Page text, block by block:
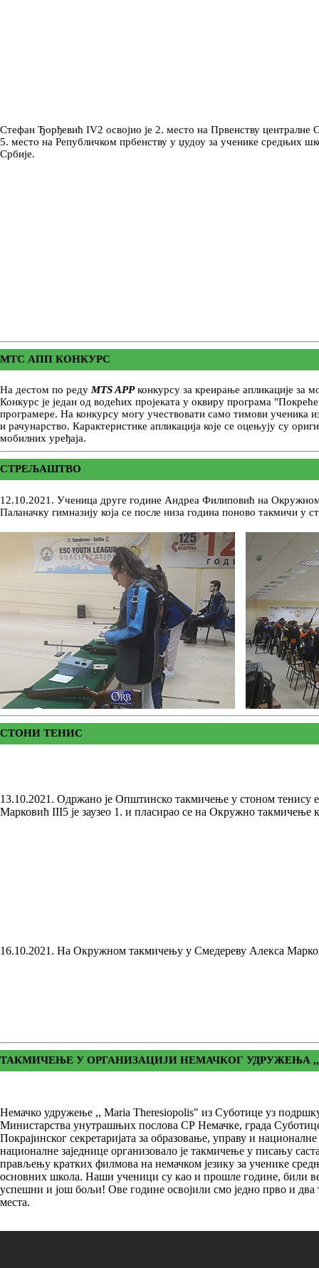
Стефан Ђорђевић IV2 освојио је 2. место на Првенству централне
5. место на Републичком прбенству у џудоу за ученике средњих
Србије.
МТС АПП КОНКУРС
На дестом по реду MTS APPконкурсу за креирање апликације за
Конкурс је један од водећих пројеката у оквиру програма
програмере. На конкурсу могу учествовати само тимови ученика
и рачунарство. Карактеристике апликација које се оцењују су
мобилних уређаја.
СТРЕЉАШТВО
12.10.2021. Ученица друге године Андреа Филиповић на
Паланачку гимназију која се после низа година поново такмичи у
СТОНИ ТЕНИС
13.10.2021. Одржано је Општинско такмичење у стоном тенису
Марковић III5 је заузео 1. и пласирао се на Окружно такмичење
16.10.2021. На Окружном такмичењу у Смедереву Алекса
ТАКМИЧЕЊЕ У ОРГАНИЗАЦИЈИ НЕМАЧКОГ УДРУЖЕЊА
Немачко удружење ,, Maria Theresiopolis" из Суботице уз
Министарства унутрашњих послова СР Немачке, града
Покрајинског секретаријата за образовање, управу и
националне заједнице организовало је такмичење у писању
прављењу кратких филмова на немачком језику за ученике
основних школа. Наши ученици су као и прошле године, били
успешни и још бољи! Ове године освојили смо једно прво и два
места.